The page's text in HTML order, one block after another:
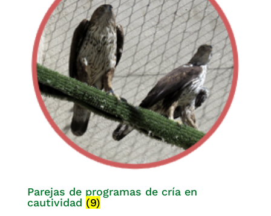
Parejas de programas de cría en
cautividad (9)